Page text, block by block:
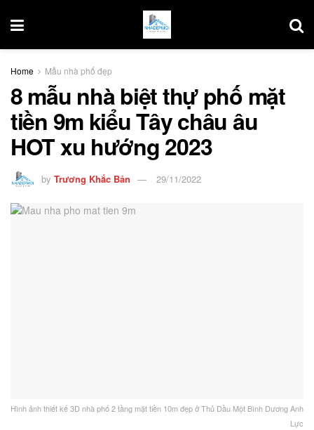
Home Mẫu nhà phố đẹp
8 mẫu nhà biệt thự phố mặt
tiền 9m kiểu Tây châu âu
HOT xu hướng 2023
by Trương Khắc Bản 29/11/2022
Hình ảnh thiết kế 3D nhà phố 2 tầng mặt tiền 10m đẹp ở Thủ Dầu Một Bình Dương Anh
Lực